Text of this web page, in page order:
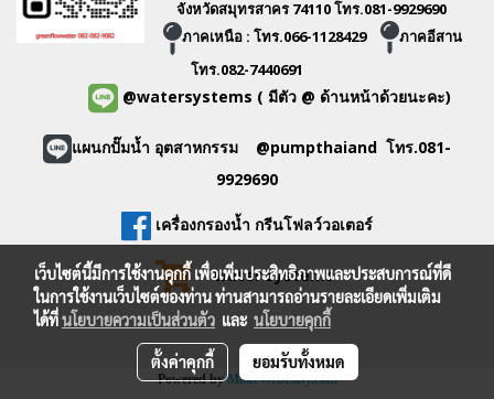
จังหวัดสมุทรสาคร 74110 โทร.081-9929690
ภาคเหนือ : โทร.066-1128429
ภาคอีสาน
โทร.082-7440691
@watersystems ( มีตัว @ ด้านหน้าด้วยนะคะ)
แผนกปั๊มน้ำ อุตสาหกรรม @pumpthaiand โทร.081-
9929690
เครื่องกรองน้ำ กรีนโฟลว์วอเตอร์
water systems
Powered byMakeWebEasy.com
เว็บไซต์นี้มีการใช้งานคุกกี้ เพื่อเพิ่มประสิทธิภาพและประสบการณ์ที่ดี
ในการใช้งานเว็บไซต์ของท่าน ท่านสามารถอ่านรายละเอียดเพิ่มเติม
ได้ที่นโยบายความเป็นส่วนตัว และ นโยบายคุกกี้
ตั้งค่าคุกกี้ ยอมรับทั้งหมด